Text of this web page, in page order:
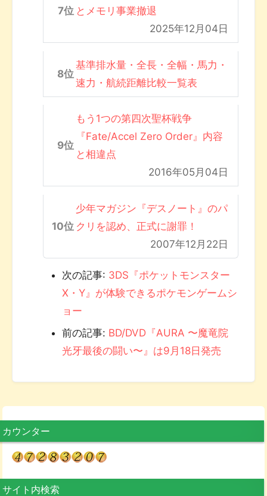
とメモリ事業撤退
2025年12月04日
基準排水量・全長・全幅・馬力・
速力・航続距離比較一覧表
もう1つの第四次聖杯戦争
『Fate/Accel Zero Order』内容
と相違点
2016年05月04日
少年マガジン『デスノート』のパ
クリを認め、正式に謝罪！
2007年12月22日
次の記事: 3DS『ポケットモンスター
X・Y』が体験できるポケモンゲームシ
ョー
前の記事: BD/DVD『AURA 〜魔竜院
光牙最後の闘い〜』は9月18日発売
カウンター
サイト内検索